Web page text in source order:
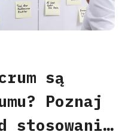
są
Poznaj
stosowania